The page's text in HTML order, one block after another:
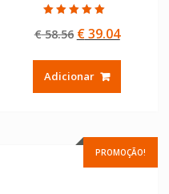
5.00
de 5
€58.56 O
original
era:
€39.04O
Adicionar
PROMOÇÃO!